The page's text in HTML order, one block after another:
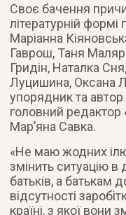
Своє бачення
літературній
Маріанна
Гаврош, Таня
Гридін, Наталка
Луцишина, Оксана
упорядник та
головний
Мар’яна Савка.
«Не маю жодних
змінить ситуацію
батьків, а
відсутності
країні, з якої вони